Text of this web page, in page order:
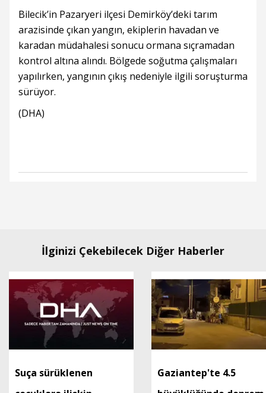
Bilecik’in Pazaryeri ilçesi Demirköy’deki tarım
arazisinde çıkan yangın, ekiplerin havadan ve
karadan müdahalesi sonucu ormana sıçramadan
kontrol altına alındı. Bölgede soğutma çalışmaları
yapılırken, yangının çıkış nedeniyle ilgili soruşturma
sürüyor.
(DHA)
İlginizi Çekebilecek Diğer Haberler
Suça sürüklenen
Gaziantep'te 4.5